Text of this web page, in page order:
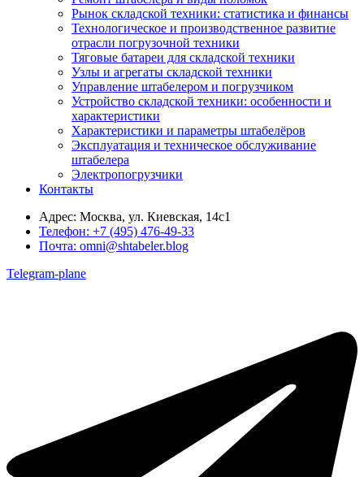
Рынок складской техники: статистика и финансы
Технологическое и производственное развитие
отрасли погрузочной техники
Тяговые батареи для складской техники
Узлы и агрегаты складской техники
Управление штабелером и погрузчиком
Устройство складской техники: особенности и
характеристики
Характеристики и параметры штабелёров
Эксплуатация и техническое обслуживание
штабелера
Электропогрузчики
Контакты
Адрес: Москва, ул. Киевская, 14с1
Телефон: +7 (495) 476-49-33
Почта: omni@shtabeler.blog
Telegram-plane